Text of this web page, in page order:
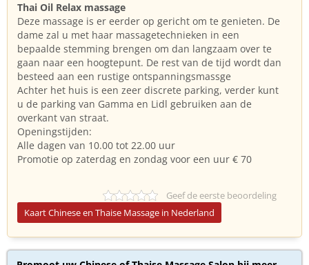
Thai Oil Relax massage
Deze massage is er eerder op gericht om te genieten. De
dame zal u met haar massagetechnieken in een
bepaalde stemming brengen om dan langzaam over te
gaan naar een hoogtepunt. De rest van de tijd wordt dan
besteed aan een rustige ontspanningsmassge
Achter het huis is een zeer discrete parking, verder kunt
u de parking van Gamma en Lidl gebruiken aan de
overkant van straat.
Openingstijden:
Alle dagen van 10.00 tot 22.00 uur
Promotie op zaterdag en zondag voor een uur € 70
Geef de eerste beoordeling
Kaart Chinese en Thaise Massage in Nederland